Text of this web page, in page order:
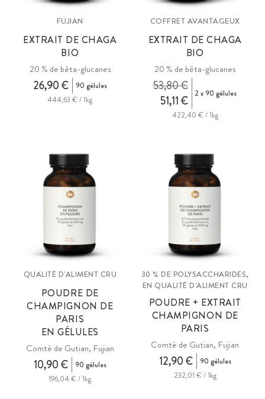
FUJIAN
EXTRAIT DE CHAGA
BIO
20 % de bêta-glucanes
26,90 €
90 gélules
444,63 € / 1kg
COFFRET AVANTAGEUX
EXTRAIT DE CHAGA
BIO
20 % de bêta-glucanes
51,11 €
53,80 € 2 x 90 gélules
422,40 € / 1kg
QUALITÉ D'ALIMENT CRU
POUDRE DE
CHAMPIGNON DE
PARIS
EN GÉLULES
Comté de Gutian, Fujian
10,90 €
90 gélules
196,04 € / 1kg
30 % DE POLYSACCHARIDES,
EN QUALITÉ D'ALIMENT CRU
POUDRE + EXTRAIT
CHAMPIGNON DE
PARIS
Comté de Gutian, Fujian
12,90 €
90 gélules
232,01 € / 1kg